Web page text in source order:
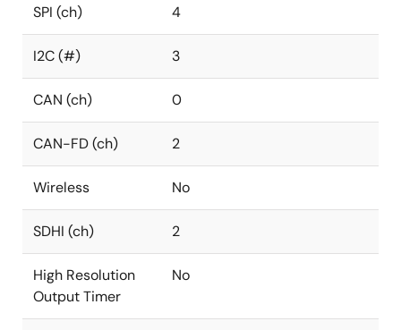
SPI (ch) 4
I2C (#) 3
CAN (ch) 0
CAN-FD (ch) 2
Wireless No
SDHI (ch) 2
High Resolution
Output Timer
No